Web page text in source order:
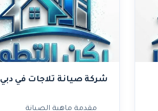
شركة صيانة تلاجات في دبي
مقدمة ماهية الصيانة